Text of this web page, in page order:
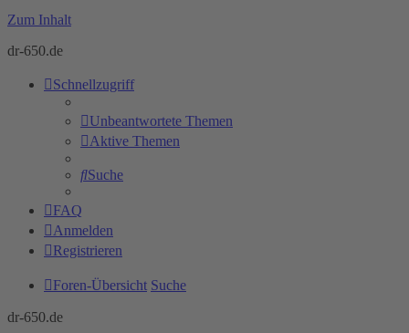
Zum Inhalt
dr-650.de
Schnellzugriff
Unbeantwortete Themen
Aktive Themen
Suche
FAQ
Anmelden
Registrieren
Foren-Übersicht Suche
dr-650.de